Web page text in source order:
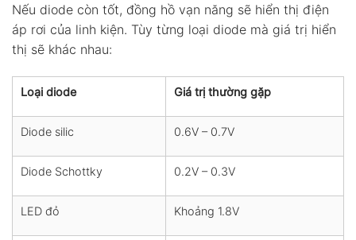
Nếu diode còn tốt, đồng hồ vạn năng sẽ hiển thị điện
áp rơi của linh kiện. Tùy từng loại diode mà giá trị hiển
thị sẽ khác nhau:
Loại diode Giá trị thường gặp
Diode silic 0.6V – 0.7V
Diode Schottky 0.2V – 0.3V
LED đỏ Khoảng 1.8V